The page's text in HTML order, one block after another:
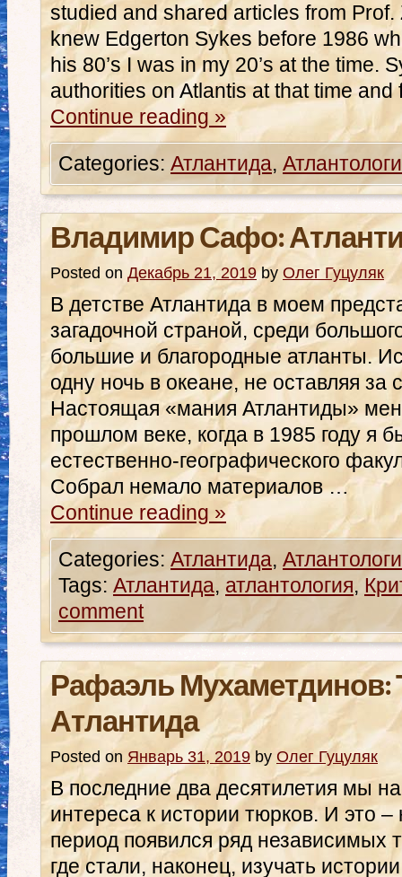
studied and shared articles from
knew Edgerton Sykes before 1986
his 80’s I was in my 20’s at the time.
authorities on Atlantis at that time
Continue reading »
Categories: Атлантида,
Владимир Сафо:
Posted on Декабрь 21, 2019 by Олег Гуцуляк
В детстве Атлантида в моем
загадочной страной, среди
большие и благородные атланты.
одну ночь в океане, не оставляя за
Настоящая «мания Атлантиды»
прошлом веке, когда в 1985 году я
естественно-географического
Собрал немало материалов …
Continue reading »
Categories: Атлантида,
Tags: Атлантида, атлантология,
comment
Рафаэль Мухаметдинов:
Атлантида
Posted on Январь 31, 2019 by Олег Гуцуляк
В последние два десятилетия мы
интереса к истории тюрков. И это –
период появился ряд независимых
где стали, наконец, изучать